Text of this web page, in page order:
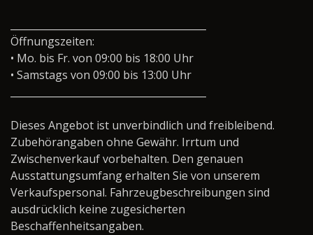
Öffnungszeiten:
• Mo. bis Fr. von 09:00 bis 18:00 Uhr
• Samstags von 09:00 bis 13:00 Uhr
Dieses Angebot ist unverbindlich und freibleibend.
Zubehörangaben ohne Gewähr. Irrtum und
Zwischenverkauf vorbehalten. Den genauen
Ausstattungsumfang erhalten Sie von unserem
Verkaufspersonal. Fahrzeugbeschreibungen sind
ausdrücklich keine zugesicherten
Beschaffenheitsangaben.